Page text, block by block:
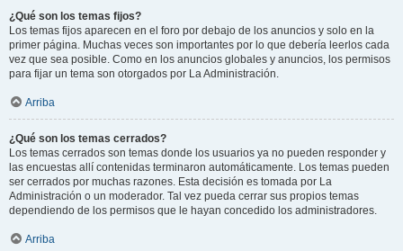
¿Qué son los temas fijos?
Los temas fijos aparecen en el foro por debajo de los anuncios y solo en la
primer página. Muchas veces son importantes por lo que debería leerlos cada
vez que sea posible. Como en los anuncios globales y anuncios, los permisos
para fijar un tema son otorgados por La Administración.
Arriba
¿Qué son los temas cerrados?
Los temas cerrados son temas donde los usuarios ya no pueden responder y
las encuestas allí contenidas terminaron automáticamente. Los temas pueden
ser cerrados por muchas razones. Esta decisión es tomada por La
Administración o un moderador. Tal vez pueda cerrar sus propios temas
dependiendo de los permisos que le hayan concedido los administradores.
Arriba